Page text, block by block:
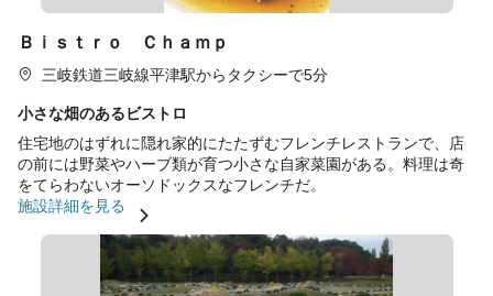
Ｂｉｓｔｒｏ Ｃｈａｍｐ
三岐鉄道三岐線平津駅からタクシーで5分
小さな畑のあるビストロ
住宅地のはずれに隠れ家的にたたずむフレンチレストランで、店
の前には野菜やハーブ類が育つ小さな自家菜園がある。料理は奇
をてらわないオーソドックスなフレンチだ。
施設詳細を見る